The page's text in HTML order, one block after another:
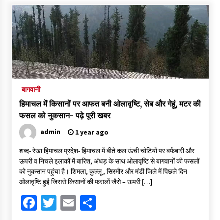
ऑपरेशन सिंदूर-भारत ने पहलगाम हमले का बदला लिया, पाकिस्तान पर 24
मिसाइल दागीं, 100 से ज्यादा आतंकी ढेर, जैश-लश्कर के हेडक्वार्टर तबाह
1 year ago
पहलगाम आतंकी हमला: PM की अध्यक्षता में 2.30 घंटे चली CCS की
बैठक, हमले के बाद मोदी सरकार का पाकिस्तान को करारा जवाब, लिए पांच बड़े
फैसले-
हिमाचल में चिट्टे के ओवर डोज से युवक की मौत- पढ़े पूरी खबर
1 year ago
किन्नौर में HRTC की चलती बस पर गिरे पत्थर, चालक की सूझबूझ से बाल-
बाल बचे यात्रि- पढ़े पूरी खबर
1 year ago
हिमाचल में किसानों पर आफत बनी ओलावृष्टि, सेब और गेहूं, मटर की फसल को
नुकसान- पढ़े पूरी खबर
बागवानी
हिमाचल में किसानों पर आफत बनी ओलावृष्टि, सेब और गेहूं, मटर की
फसल को नुकसान- पढ़े पूरी खबर
admin 1 year ago
शब्द- रेखा हिमाचल प्रदेश- हिमाचल में बीते कल ऊंची चोटियों पर बर्फबारी और
ऊपरी व निचले इलाकों में बारिश, अंधड़ के साथ ओलावृष्टि से बागवानों की फसलों
को नुकसान पहुंचा है। शिमला, कुल्लू , सिरमौर और मंडी जिले में पिछले दिन
ओलावृष्टि हुई जिससे किसानों की फसलों जैसे – ऊपरी […]
Facebook
Twitter
EmailShare